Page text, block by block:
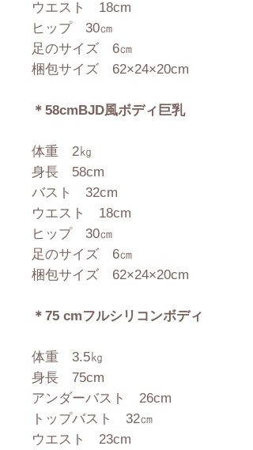
ウエスト 18cm
ヒップ 30㎝
足のサイズ 6㎝
梱包サイズ 62×24×20cm
＊58cmBJD風ボディ巨乳
体重 2㎏
身長 58cm
バスト 32cm
ウエスト 18cm
ヒップ 30㎝
足のサイズ 6㎝
梱包サイズ 62×24×20cm
＊75 cmフルシリコンボディ
体重 3.5㎏
身長 75cm
アンダーバスト 26cm
トップバスト 32㎝
ウエスト 23cm